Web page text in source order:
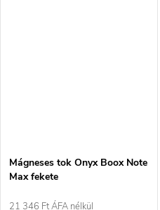
Mágneses tok Onyx Boox Note
Max fekete
21 346 Ft ÁFA nélkül